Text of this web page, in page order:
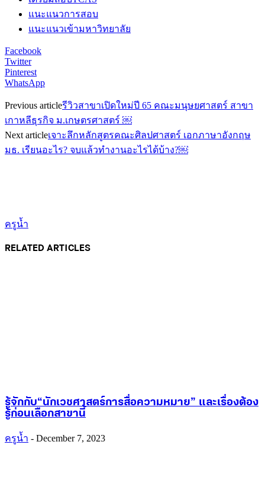
แนะแนวการสอบ
แนะแนวเข้ามหาวิทยาลัย
Facebook
Twitter
Pinterest
WhatsApp
Previous articleรีวิวสาขาเปิดใหม่ปี 65 คณะมนุษยศาสตร์ สาขา
เกาหลีธุรกิจ ม.เกษตรศาสตร์ ￼
Next articleเจาะลึกหลักสูตรคณะศิลปศาสตร์ เอกภาษาอังกฤษ
มธ. เรียนอะไร? จบแล้วทำงานอะไรได้บ้าง?￼
ครูน้ำ
RELATED ARTICLES
รู้จักกับ“นักเวชศาสตร์การสื่อความหมาย” และเรื่องต้อง
รู้ก่อนเลือกสาขานี้
ครูน้ำ - December 7, 2023